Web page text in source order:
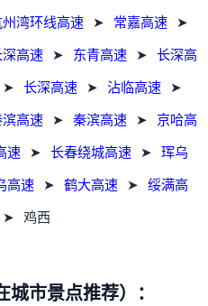
湾环线高速 ➤ 常嘉高速 ➤
高速 ➤ 东青高速 ➤ 长深高
➤ 长深高速 ➤ 沾临高速
➤
高速 ➤ 秦滨高速 ➤ 京哈高
速 ➤ 长春绕城高速 ➤ 珲乌
高速 ➤ 鹤大高速 ➤ 绥满高
➤ 鸡西
市景点推荐）：